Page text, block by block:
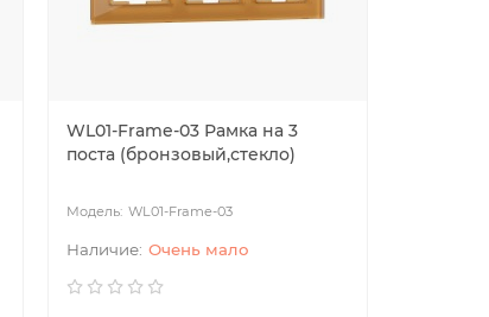
WL01-Frame-03 Рамка на 3
поста (бронзовый,стекло)
WL01-Frame-03
Очень мало